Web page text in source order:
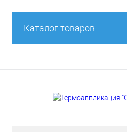
Каталог товаров